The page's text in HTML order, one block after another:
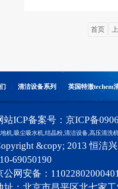
首页
清洁设备系列 英国特澈techem
站ICP备案号： 京ICP备
机,吸尘吸水机,结晶粉,清洁设备,高压清洗
&copy; 2013 恒洁
69050190
公网安备：